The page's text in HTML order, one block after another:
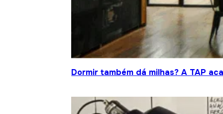
Dormir também dá milhas? A TAP